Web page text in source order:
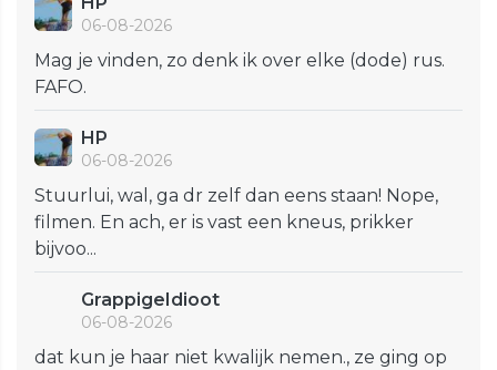
06-08-2026
Mag je vinden, zo denk ik over elke (dode) rus.
FAFO.
HP
06-08-2026
Stuurlui, wal, ga dr zelf dan eens staan! Nope,
filmen. En ach, er is vast een kneus, prikker
bijvoo...
GrappigeIdioot
06-08-2026
dat kun je haar niet kwalijk nemen., ze ging op